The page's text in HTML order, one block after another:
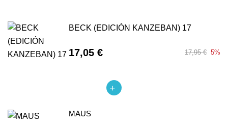
BECK (EDICIÓN KANZEBAN) 17
17,05 € 17,95 € 5%
MAUS